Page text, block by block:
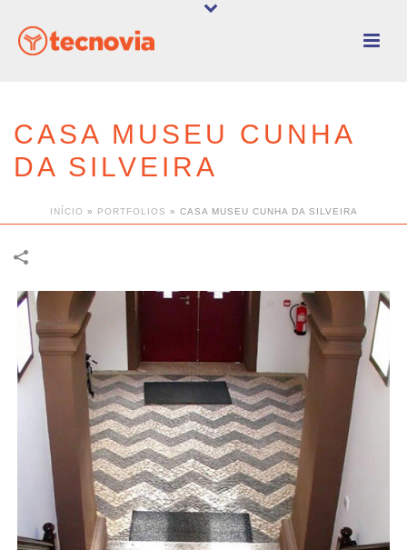
CASA MUSEU CUNHA
DA SILVEIRA
INÍCIO » PORTFOLIOS » CASA MUSEU CUNHA DA SILVEIRA